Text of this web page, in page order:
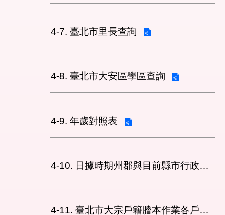
4-7. 臺北市里長查詢
4-8. 臺北市大安區學區查詢
4-9. 年歲對照表
4-10. 日據時期州郡與目前縣市行政區對照表
4-11. 臺北市大宗戶籍謄本作業各戶所收件處理狀況查詢